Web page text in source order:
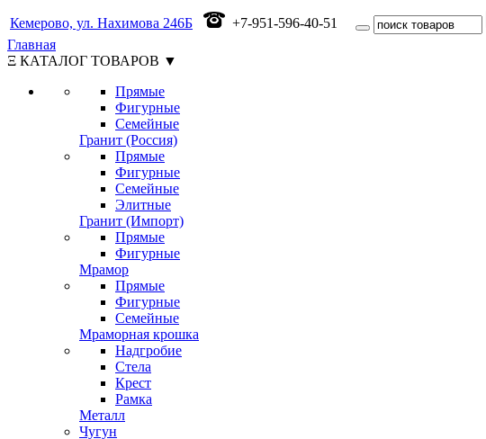
Кемерово, ул. Нахимова 246Б +7-951-596-40-51
Главная
Ξ КАТАЛОГ ТОВАРОВ ▼
Прямые
Фигурные
Семейные
Гранит (Россия)
Прямые
Фигурные
Семейные
Элитные
Гранит (Импорт)
Прямые
Фигурные
Мрамор
Прямые
Фигурные
Семейные
Мраморная крошка
Надгробие
Стела
Крест
Рамка
Металл
Чугун